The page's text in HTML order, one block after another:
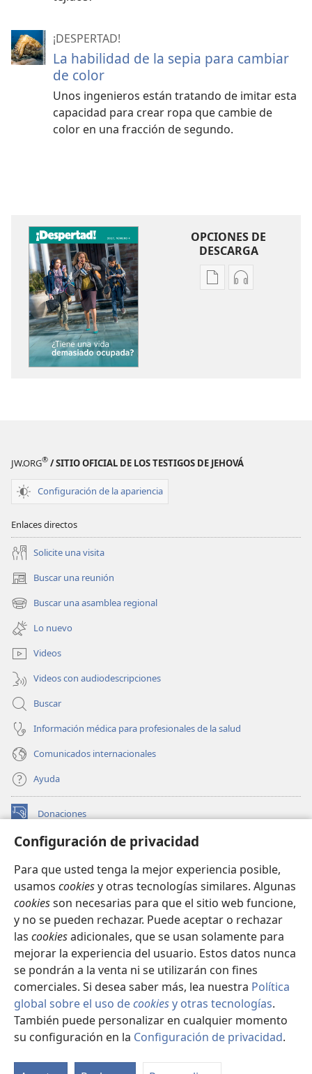
Configuración de privacidad
Para que usted tenga la mejor experiencia posible,
usamos cookiesy otras tecnologías similares. Algunas
cookiesson necesarias para que el sitio web funcione,
y no se pueden rechazar. Puede aceptar o rechazar
las cookiesadicionales, que se usan solamente para
mejorar la experiencia del usuario. Estos datos nunca
se pondrán a la venta ni se utilizarán con fines
comerciales. Si desea saber más, lea nuestra Política
global sobre el uso decookiesy otras tecnologías.
También puede personalizar en cualquier momento
su configuración en la Configuración de privacidad.
¡DESPERTAD!
La habilidad de la sepia para cambiar
de color
Unos ingenieros están tratando de imitar esta
capacidad para crear ropa que cambie de
color en una fracción de segundo.
OPCIONES DE
DESCARGA
OpcionesOpciones
JW.ORG® / SITIO OFICIAL DE LOS TESTIGOS DE JEHOVÁ
Configuración de la apariencia
Enlaces directos
Solicite una visita
Buscar una reunión
(abre
una
nueva
ventana)
Buscar una asamblea regional
(abre
una
nueva
ventana)
Lo nuevo
Videos
Videos con audiodescripciones
Buscar
Información médica para profesionales de la salud
Comunicados internacionales
Ayuda
Donaciones
(abre
nueva BIBLIOTECA EN LÍNEA Watchtower™
una
nueva
ventana)
JW Hub
(abre
una
nueva
ventana)
JW Library
Watchtower Library
Copyright© 2026 Watch Tower Bible and Tract Society of Pennsylvania.
CONDICIONES DE USO|POLÍTICA DE PRIVACIDAD|
CONFIGURACIÓN DE PRIVACIDAD